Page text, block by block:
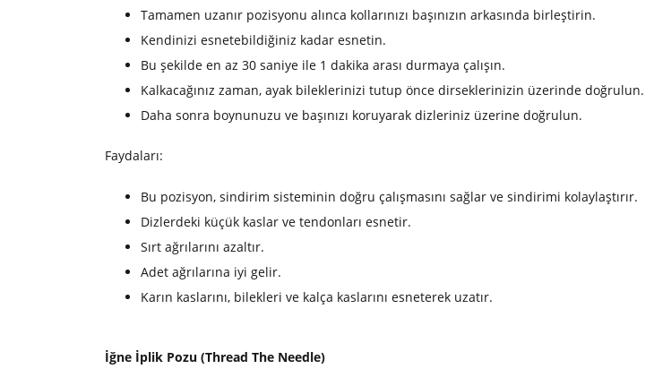
Tamamen uzanır pozisyonu alınca kollarınızı başınızın arkasında birleştirin.
Kendinizi esnetebildiğiniz kadar esnetin.
Bu şekilde en az 30 saniye ile 1 dakika arası durmaya çalışın.
Kalkacağınız zaman, ayak bileklerinizi tutup önce dirseklerinizin üzerinde doğrulun.
Daha sonra boynunuzu ve başınızı koruyarak dizleriniz üzerine doğrulun.
Faydaları:
Bu pozisyon, sindirim sisteminin doğru çalışmasını sağlar ve sindirimi kolaylaştırır.
Dizlerdeki küçük kaslar ve tendonları esnetir.
Sırt ağrılarını azaltır.
Adet ağrılarına iyi gelir.
Karın kaslarını, bilekleri ve kalça kaslarını esneterek uzatır.
İğne İplik Pozu (Thread The Needle)